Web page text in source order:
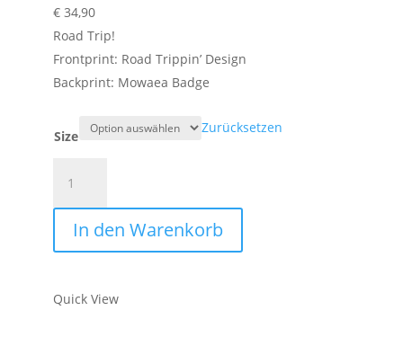
€34,90
Road Trip!
Frontprint: Road Trippin’ Design
Backprint: Mowaea Badge
Size
Zurücksetzen
Road
Trippin',
Men
T-
In den Warenkorb
Quick View